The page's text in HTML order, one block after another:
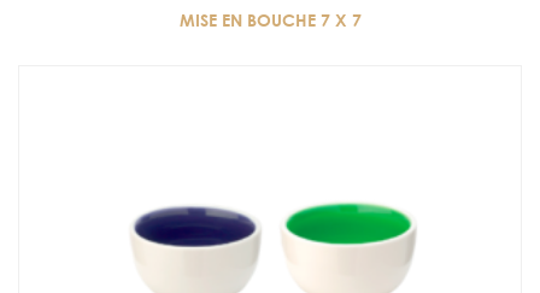
MISE EN BOUCHE 7 X 7